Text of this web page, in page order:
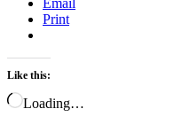
Email
Print
Like this:
Loading…